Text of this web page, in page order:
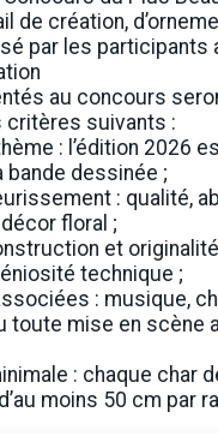
de création,
par les participants
au concours
critères suivants :
: l’édition 2026
bande dessinée ;
: qualité,
floral ;
et
technique ;
: musique,
toute mise en scène
: chaque char
moins 50 cm par